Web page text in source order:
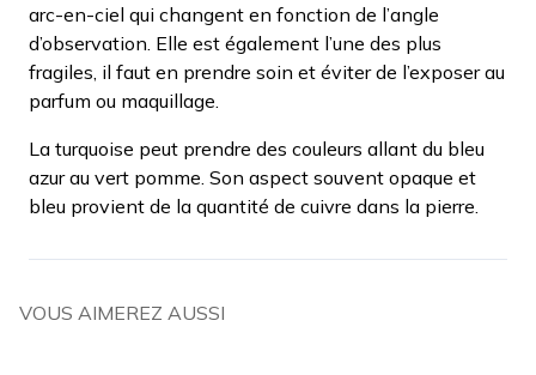
arc-en-ciel qui changent en fonction de l’angle
d’observation. Elle est également l’une des plus
fragiles, il faut en prendre soin et éviter de l’exposer au
parfum ou maquillage.
La turquoise peut prendre des couleurs allant du bleu
azur au vert pomme. Son aspect souvent opaque et
bleu provient de la quantité de cuivre dans la pierre.
VOUS AIMEREZ AUSSI